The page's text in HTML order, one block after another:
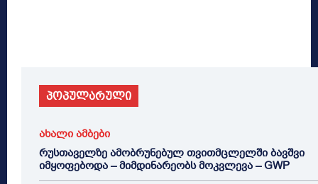
პოპულარული
ახალი ამბები
რუსთაველზე ამობრუნებულ თვითმცლელში ბავშვი
იმყოფებოდა – მიმდინარეობს მოკვლევა – GWP